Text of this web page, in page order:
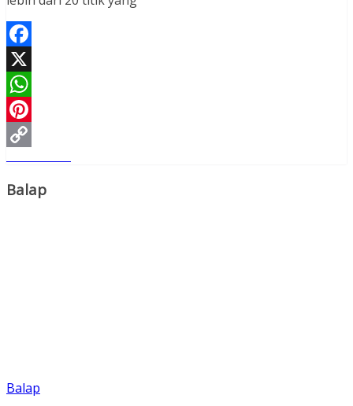
Facebook
X
WhatsApp
Pinterest
Copy
Link
Balap
Balap